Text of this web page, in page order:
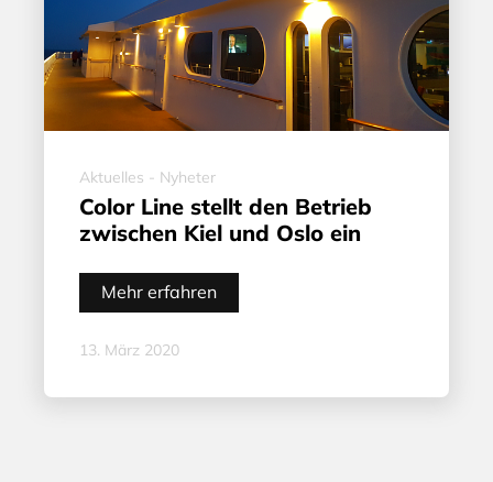
Aktuelles - Nyheter
Color Line stellt den Betrieb
zwischen Kiel und Oslo ein
Mehr erfahren
13. März 2020